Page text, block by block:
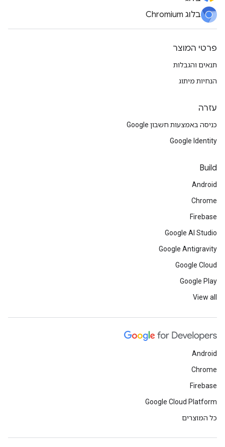
בלוג Chromium
פרטי המוצר
תנאים והגבלות
הנחיות מיתוג
עזרה
כניסה באמצעות חשבון Google
Google Identity
Build
Android
Chrome
Firebase
Google AI Studio
Google Antigravity
Google Cloud
Google Play
View all
Android
Chrome
Firebase
Google Cloud Platform
כל המוצרים